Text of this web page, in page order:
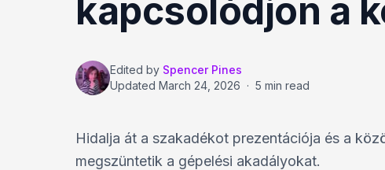
kapcsolódjon a
Edited by Spencer Pines
Updated March 24, 2026 · 5 min read
Hidalja át a szakadékot prezentációja és a
megszüntetik a gépelési akadályokat.